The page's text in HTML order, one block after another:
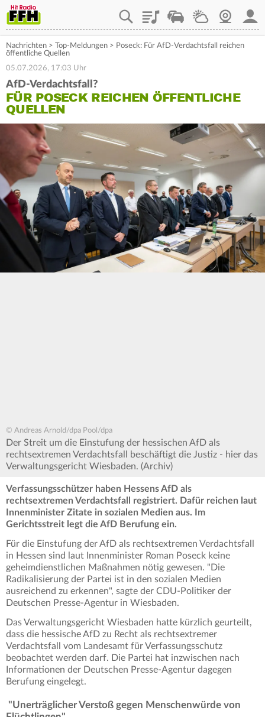
PlaylistStaupilotWetterWebcam
Nachrichten > Top-Meldungen > Poseck: Für AfD-Verdachtsfall reichen
öffentliche Quellen
05.07.2026, 17:03 Uhr
AfD-Verdachtsfall?
FÜR POSECK REICHEN ÖFFENTLICHE
QUELLEN
© Andreas Arnold/dpa Pool/dpa
Der Streit um die Einstufung der hessischen AfD als
rechtsextremen Verdachtsfall beschäftigt die Justiz - hier das
Verwaltungsgericht Wiesbaden. (Archiv)
Verfassungsschützer haben Hessens AfD als
rechtsextremen Verdachtsfall registriert. Dafür reichen laut
Innenminister Zitate in sozialen Medien aus. Im
Gerichtsstreit legt die AfD Berufung ein.
Für die Einstufung der AfD als rechtsextremen Verdachtsfall
in Hessen sind laut Innenminister Roman Poseck keine
geheimdienstlichen Maßnahmen nötig gewesen. "Die
Radikalisierung der Partei ist in den sozialen Medien
ausreichend zu erkennen", sagte der CDU-Politiker der
Deutschen Presse-Agentur in Wiesbaden.
Das Verwaltungsgericht Wiesbaden hatte kürzlich geurteilt,
dass die hessische AfD zu Recht als rechtsextremer
Verdachtsfall vom Landesamt für Verfassungsschutz
beobachtet werden darf. Die Partei hat inzwischen nach
Informationen der Deutschen Presse-Agentur dagegen
Berufung eingelegt.
"Unerträglicher Verstoß gegen Menschenwürde von